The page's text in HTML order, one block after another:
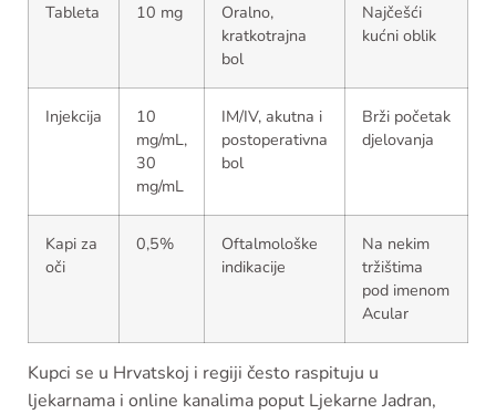
Tableta 10 mg
Oralno,
kratkotrajna
bol
Najčešći
kućni oblik
Injekcija
10
mg/mL,
30
mg/mL
IM/IV, akutna i
postoperativna
bol
Brži početak
djelovanja
Kapi za
oči
0,5%
Oftalmološke
indikacije
Na nekim
tržištima
pod imenom
Acular
Kupci se u Hrvatskoj i regiji često raspituju u
ljekarnama i online kanalima poput Ljekarne Jadran,